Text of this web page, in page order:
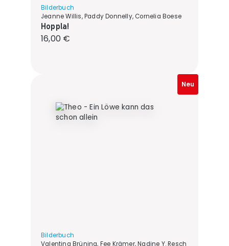
Bilderbuch
Jeanne Willis, Paddy Donnelly, Cornelia Boese
Hoppla!
Regulärer Preis:
16,00 €
Neu
Bilderbuch
Valentina Brüning, Fee Krämer, Nadine Y. Resch